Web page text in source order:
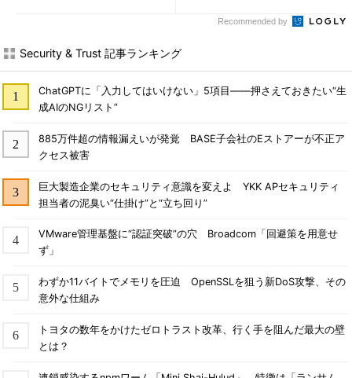
Recommended by
Security & Trust 記事ランキング
ChatGPTに「入力してはいけない」5項目――押さえておきたい“生
成AIのNGリスト”
885万件超の情報漏えいが発覚 BASE子会社のEストアーが不正ア
クセス被害
巨大製造企業のセキュリティ意識を変えよ YKK APセキュリティ
担当者の泥臭い“仕掛け”と“立ち回り”
VMware管理基盤に“認証突破”の穴 Broadcom「回避策を用意せ
ず」
わずか11バイトでメモリを圧迫 OpenSSLを狙う新DoS攻撃、その
意外な仕組み
トヨタの数年をかけたゼロトラスト改革、行く手を阻んだ最大の壁
とは？